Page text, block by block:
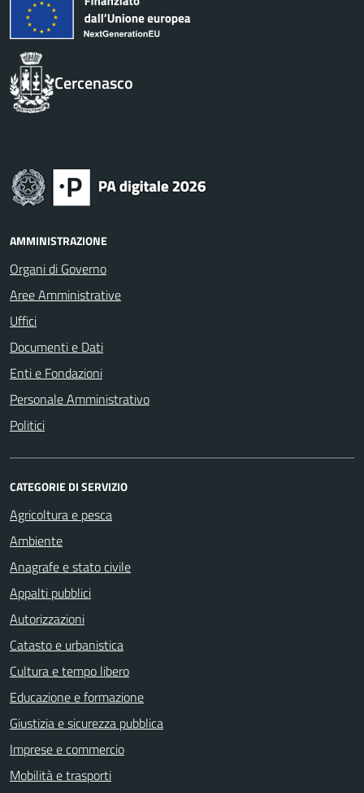
Cercenasco
AMMINISTRAZIONE
Organi di Governo
Aree Amministrative
Uffici
Documenti e Dati
Enti e Fondazioni
Personale Amministrativo
Politici
CATEGORIE DI SERVIZIO
Agricoltura e pesca
Ambiente
Anagrafe e stato civile
Appalti pubblici
Autorizzazioni
Catasto e urbanistica
Cultura e tempo libero
Educazione e formazione
Giustizia e sicurezza pubblica
Imprese e commercio
Mobilità e trasporti